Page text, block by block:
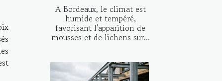
A Bordeaux, le climat est
humide et tempéré,
favorisant l'apparition de
mousses et de lichens sur...